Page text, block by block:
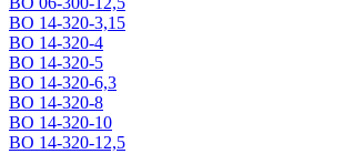
ВО 14-320-3,15
ВО 14-320-4
ВО 14-320-5
ВО 14-320-6,3
ВО 14-320-8
ВО 14-320-10
ВО 14-320-12,5